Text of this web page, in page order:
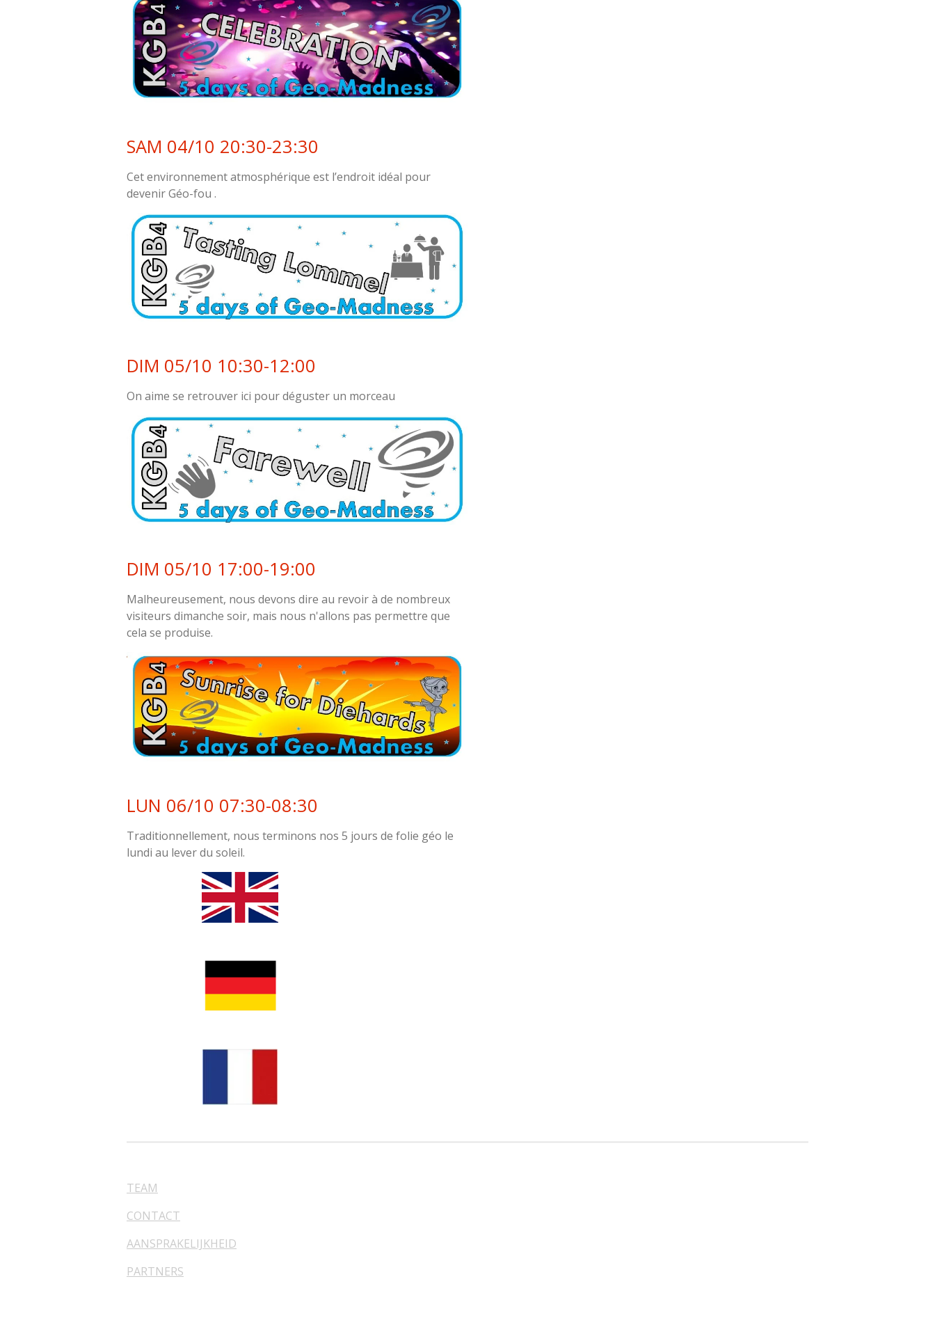
SAM 04/10 20:30-23:30
Cet environnement atmosphérique est l’endroit idéal pour
devenir Géo-fou .
DIM 05/10 10:30-12:00
On aime se retrouver ici pour déguster un morceau
DIM 05/10 17:00-19:00
Malheureusement, nous devons dire au revoir à de nombreux
visiteurs dimanche soir, mais nous n'allons pas permettre que
cela se produise.
LUN 06/10 07:30-08:30
Traditionnellement, nous terminons nos 5 jours de folie géo le
lundi au lever du soleil.
TEAM
CONTACT
AANSPRAKELIJKHEID
PARTNERS